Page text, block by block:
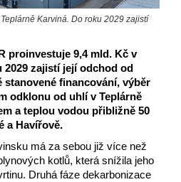
Karviná. Do roku 2029 zajistí
proinvestuje 9,4 mld. Kč v
2029 zajistí její odchod od
stanovené financování, výběr
odklonu od uhlí v Teplárně
a teplou vodou přibližně 50
a Havířově.
má za sebou již více než
kotlů, která snížila jeho
Druhá fáze dekarbonizace